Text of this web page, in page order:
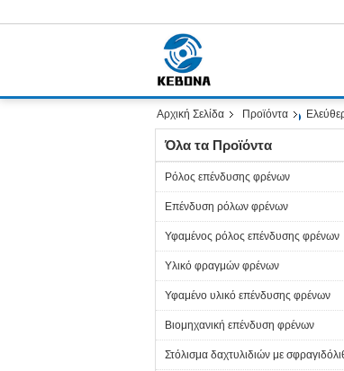
Αρχική Σελίδα Προϊόντα
Όλα τα Προϊόντα
Ρόλος επένδυσης φρένων
Επένδυση ρόλων φρένων
Υφαμένος ρόλος επένδυσης φρένων
Υλικό φραγμών φρένων
Υφαμένο υλικό επένδυσης φρένων
Βιομηχανική επένδυση φρένων
Στόλισμα δαχτυλιδιών με